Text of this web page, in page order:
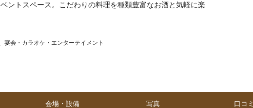
ントスペース。こだわりの料理を種類豊富なお酒と気軽に楽
宴会・カラオケ・エンターテイメント
会場・設備 写真 口コミ